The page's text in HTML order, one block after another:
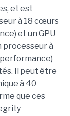
et est
à 18 cœurs
et un GPU
processeur à
Il peut être
à 40
que ces